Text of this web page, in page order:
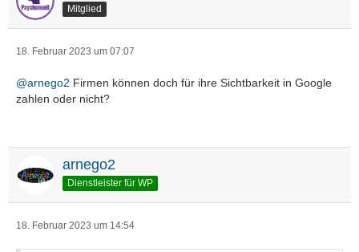
Mitglied
18. Februar 2023 um 07:07
@arnego2 Firmen können doch für ihre Sichtbarkeit in Google
zahlen oder nicht?
arnego2
Dienstleister für WP
18. Februar 2023 um 14:54